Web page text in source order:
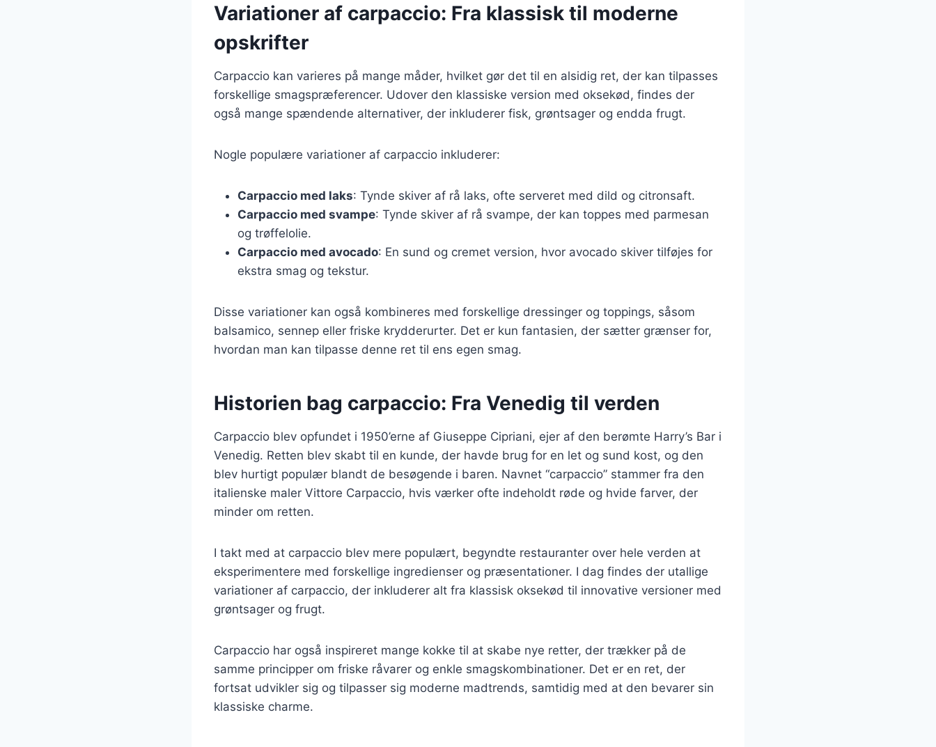
Variationer af carpaccio: Fra klassisk til moderne
opskrifter
Carpaccio kan varieres på mange måder, hvilket gør det til en alsidig ret, der kan tilpasses
forskellige smagspræferencer. Udover den klassiske version med oksekød, findes der
også mange spændende alternativer, der inkluderer fisk, grøntsager og endda frugt.
Nogle populære variationer af carpaccio inkluderer:
Carpaccio med laks: Tynde skiver af rå laks, ofte serveret med dild og citronsaft.
Carpaccio med svampe: Tynde skiver af rå svampe, der kan toppes med parmesan
og trøffelolie.
Carpaccio med avocado: En sund og cremet version, hvor avocado skiver tilføjes for
ekstra smag og tekstur.
Disse variationer kan også kombineres med forskellige dressinger og toppings, såsom
balsamico, sennep eller friske krydderurter. Det er kun fantasien, der sætter grænser for,
hvordan man kan tilpasse denne ret til ens egen smag.
Historien bag carpaccio: Fra Venedig til verden
Carpaccio blev opfundet i 1950’erne af Giuseppe Cipriani, ejer af den berømte Harry’s Bar i
Venedig. Retten blev skabt til en kunde, der havde brug for en let og sund kost, og den
blev hurtigt populær blandt de besøgende i baren. Navnet “carpaccio” stammer fra den
italienske maler Vittore Carpaccio, hvis værker ofte indeholdt røde og hvide farver, der
minder om retten.
I takt med at carpaccio blev mere populært, begyndte restauranter over hele verden at
eksperimentere med forskellige ingredienser og præsentationer. I dag findes der utallige
variationer af carpaccio, der inkluderer alt fra klassisk oksekød til innovative versioner med
grøntsager og frugt.
Carpaccio har også inspireret mange kokke til at skabe nye retter, der trækker på de
samme principper om friske råvarer og enkle smagskombinationer. Det er en ret, der
fortsat udvikler sig og tilpasser sig moderne madtrends, samtidig med at den bevarer sin
klassiske charme.